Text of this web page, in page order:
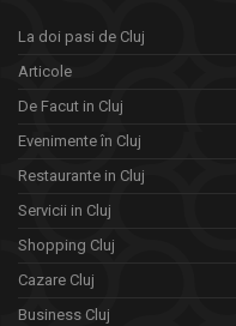
La doi pasi de Cluj
Articole
De Facut in Cluj
Evenimente în Cluj
Restaurante in Cluj
Servicii in Cluj
Shopping Cluj
Cazare Cluj
Business Cluj